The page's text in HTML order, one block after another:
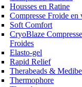
Housses en Ratine
Compresse Froide en
Soft Comfort
CryoBlaze
Froides
Elasto-gel
Rapid Relief
Therabeads &
Thermophore